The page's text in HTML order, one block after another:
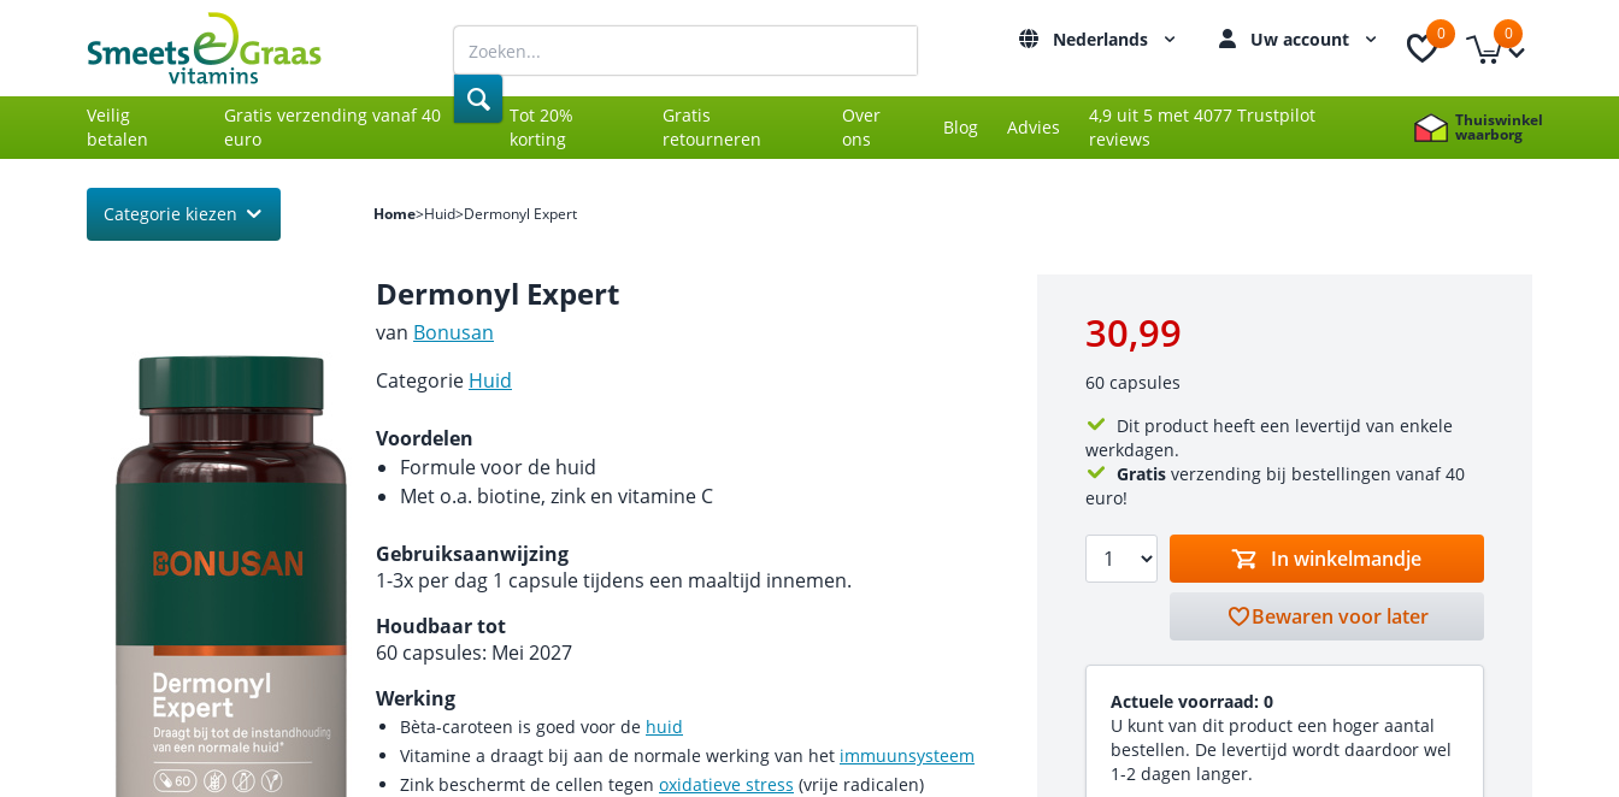
Nederlands Uw account 0 0
Veilig
betalen
Gratis verzending vanaf 40
euro
Tot 20%
korting
Gratis
retourneren
Over
ons
Blog Advies
4,9 uit 5 met 4077 Trustpilot
reviews
Thuiswinkel
waarborg
Categorie kiezen Home>Huid>Dermonyl Expert
Dermonyl Expert
van Bonusan
Categorie Huid
Voordelen
Formule voor de huid
Met o.a. biotine, zink en vitamine C
Gebruiksaanwijzing
1-3x per dag 1 capsule tijdens een maaltijd innemen.
Houdbaar tot
60 capsules: Mei 2027
Werking
Bèta-caroteen is goed voor de huid
Vitamine a draagt bij aan de normale werking van het immuunsysteem
Zink beschermt de cellen tegen oxidatieve stress (vrije radicalen)
30,99
60 capsules
Dit product heeft een levertijd van enkele
werkdagen.
Gratis verzending bij bestellingen vanaf 40
euro!
In winkelmandje
Bewaren voor later
Actuele voorraad: 0
U kunt van dit product een hoger aantal
bestellen. De levertijd wordt daardoor wel
1-2 dagen langer.